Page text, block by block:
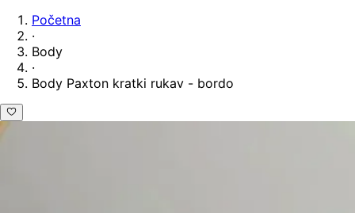
Početna
·
Body
·
Body Paxton kratki rukav - bordo